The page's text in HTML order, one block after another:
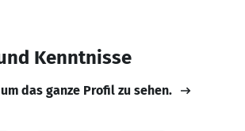
Kenntnisse
das ganze Profil zu sehen.